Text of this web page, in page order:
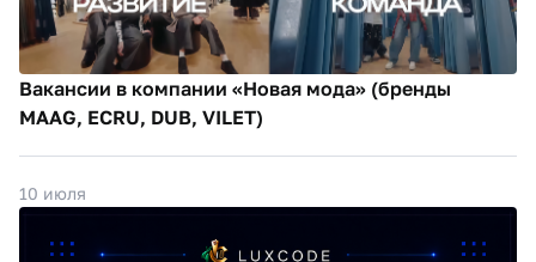
Вакансии в компании «Новая мода» (бренды
MAAG, ECRU, DUB, VILET)
10 июля